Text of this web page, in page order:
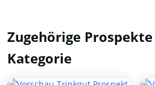
Zugehörige
Kategorie